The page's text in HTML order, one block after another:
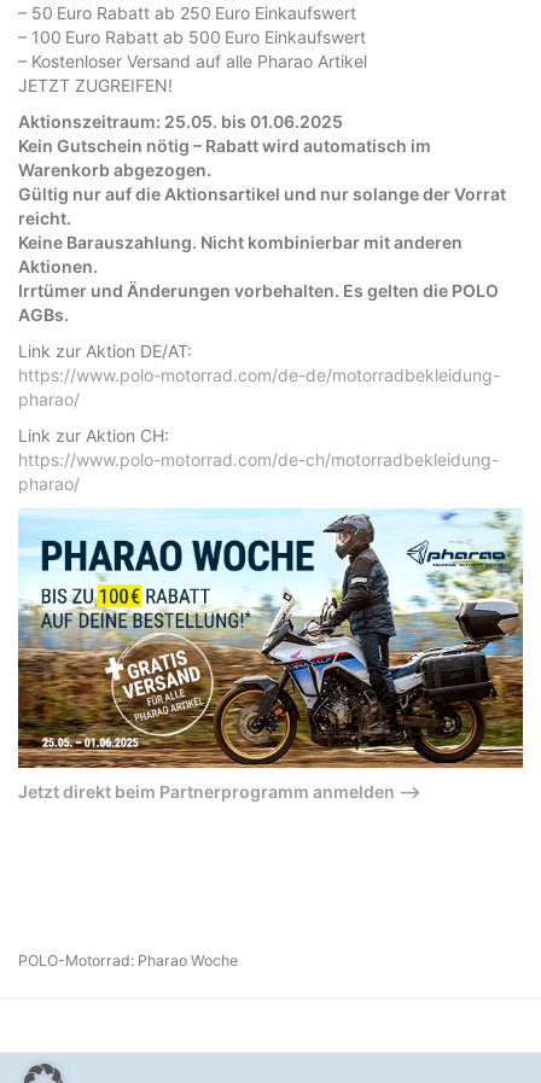
– 50 Euro Rabatt ab 250 Euro Einkaufswert
– 100 Euro Rabatt ab 500 Euro Einkaufswert
– Kostenloser Versand auf alle Pharao Artikel
JETZT ZUGREIFEN!
Aktionszeitraum: 25.05. bis 01.06.2025
Kein Gutschein nötig – Rabatt wird automatisch im
Warenkorb abgezogen.
Gültig nur auf die Aktionsartikel und nur solange der Vorrat
reicht.
Keine Barauszahlung. Nicht kombinierbar mit anderen
Aktionen.
Irrtümer und Änderungen vorbehalten. Es gelten die POLO
AGBs.
Link zur Aktion DE/AT:
https://www.polo-motorrad.com/de-de/motorradbekleidung-
pharao/
Link zur Aktion CH:
https://www.polo-motorrad.com/de-ch/motorradbekleidung-
pharao/
Jetzt direkt beim Partnerprogramm anmelden –>
POLO-Motorrad: Pharao Woche